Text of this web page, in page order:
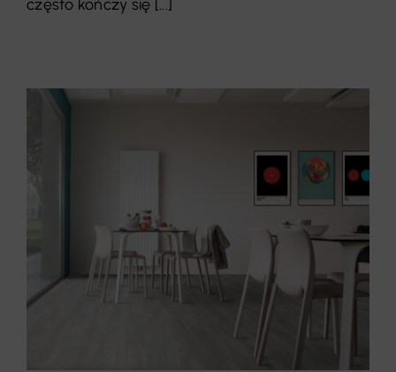
często kończy się [...]